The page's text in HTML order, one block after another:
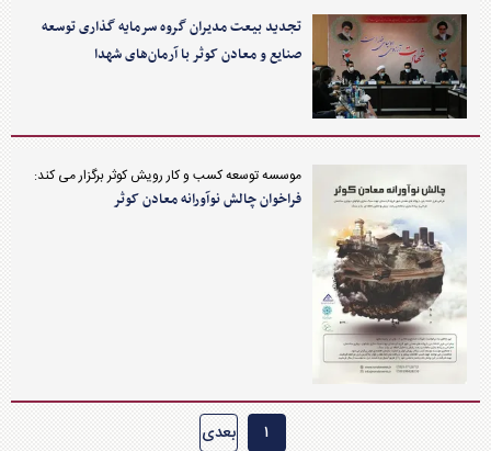
تجدید بیعت مدیران گروه سرمایه گذاری توسعه
صنایع و معادن کوثر با آرمان‌های شهدا
موسسه توسعه کسب و کار رویش کوثر برگزار می کند:
فراخوان چالش نوآورانه معادن کوثر
بعدی ۱